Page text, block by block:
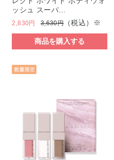
ッシュ スーパ…
2,830円 3,630円 （税込）※
商品を購入する